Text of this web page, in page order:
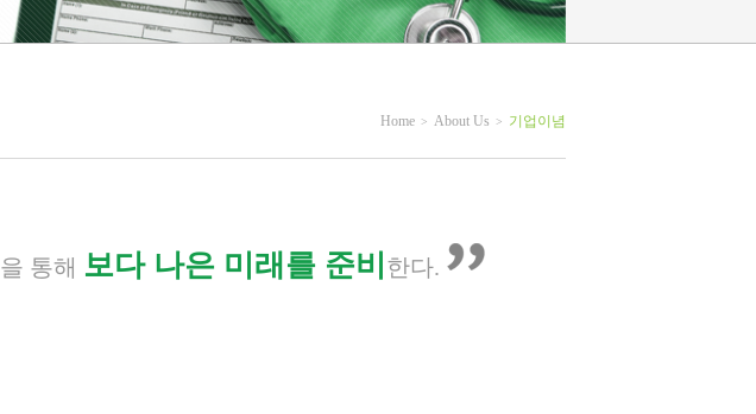
Home About Us 기업이념
을 통해 보다 나은 미래를 준비 한다.